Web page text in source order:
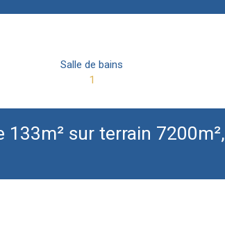
Salle de bains
1
sur terrain 7200m²,